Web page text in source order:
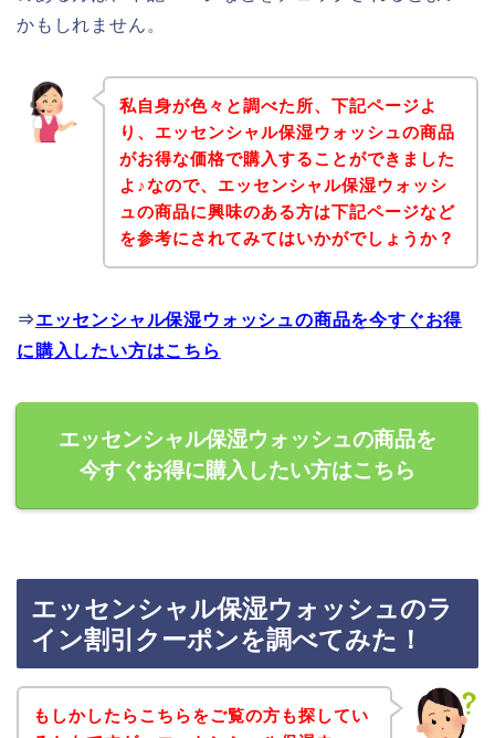
かもしれません。
私自身が色々と調べた所、下記ページよ
り、エッセンシャル保湿ウォッシュの商品
がお得な価格で購入することができました
よ♪なので、エッセンシャル保湿ウォッシ
ュの商品に興味のある方は下記ページなど
を参考にされてみてはいかがでしょうか？
⇒エッセンシャル保湿ウォッシュの商品を今すぐお得
に購入したい方はこちら
エッセンシャル保湿ウォッシュの商品を
今すぐお得に購入したい方はこちら
エッセンシャル保湿ウォッシュのラ
イン割引クーポンを調べてみた！
もしかしたらこちらをご覧の方も探してい